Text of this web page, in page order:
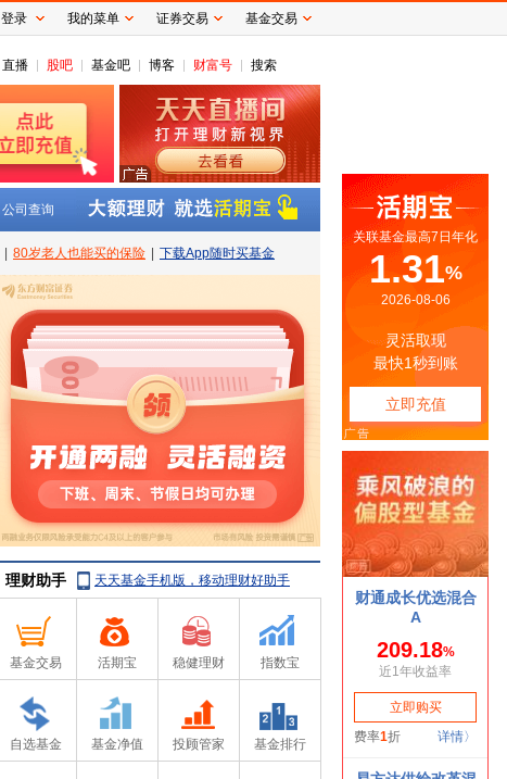
直播 股吧 基金吧 博客 财富号 搜索
公司查询
80岁老人也能买的保险 下载App随时买基金
理财助手 天天基金手机版，移动理财好助手
基金交易 活期宝 稳健理财 指数宝
自选基金 基金净值 投顾管家 基金排行
登录 我的菜单 证券交易 基金交易